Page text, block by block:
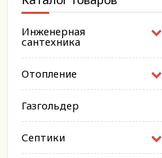
Инженерная
сантехника
Отопление
Газгольдер
Септики